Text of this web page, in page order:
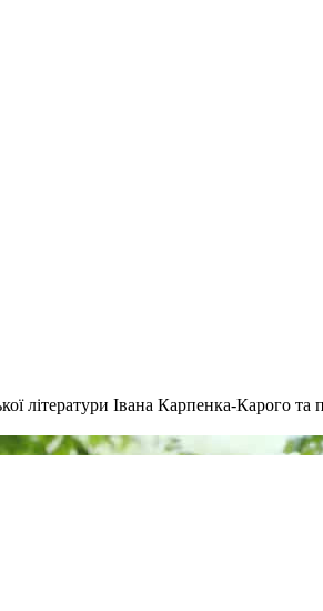
літератури Івана Карпенка-Карого